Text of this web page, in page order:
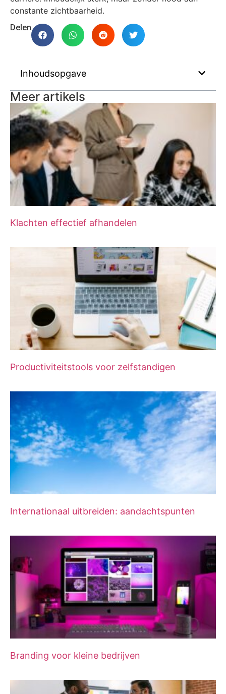
constante zichtbaarheid.
Delen
Inhoudsopgave
Meer artikels
Klachten effectief afhandelen
Productiviteitstools voor zelfstandigen
Internationaal uitbreiden: aandachtspunten
Branding voor kleine bedrijven